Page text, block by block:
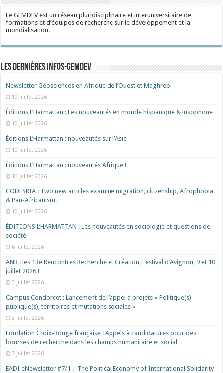
Le GEMDEV est un réseau pluridisciplinaire et interuniversitaire de
formations et d’équipes de recherche sur le développement et la
mondialisation.
Les dernières Infos-Gemdev
Newsletter Géosciences en Afrique de l’Ouest et Maghreb
10 juillet 2026
Éditions L’Harmattan : Les nouveautés en monde hispanique & lusophone
10 juillet 2026
Éditions L’Harmattan : nouveautés sur l’Asie
10 juillet 2026
Éditions L’Harmattan : nouveautés Afrique !​
10 juillet 2026
CODESRIA : Two new articles examine migration, citizenship, Afrophobia
& Pan-Africanism.
10 juillet 2026
ÉDITIONS L’HARMATTAN : Les nouveautés en sociologie et questions de
société
6 juillet 2026
ANR : les 13e Rencontres Recherche et Création, Festival d’Avignon, 9 et 10
juillet 2026 !
3 juillet 2026
Campus Condorcet : Lancement de l’appel à projets « Politique(s)
publique(s), territoires et mutations sociales »
3 juillet 2026
Fondation Croix-Rouge française : Appels à candidatures pour des
bourses de recherche dans les champs humanitaire et social
3 juillet 2026
EADI eNewsletter #7/1 | The Political Economy of International Solidarity